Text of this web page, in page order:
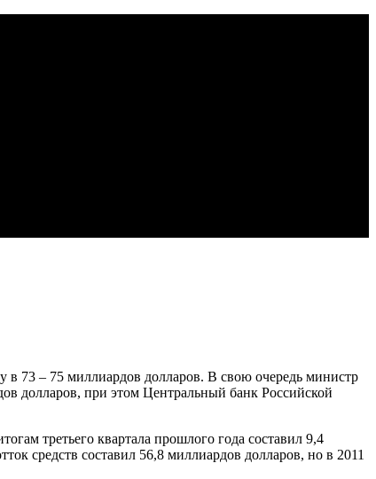
в 73 – 75 миллиардов долларов. В свою очередь министр
долларов, при этом Центральный банк Российской
третьего квартала прошлого года составил 9,4
средств составил 56,8 миллиардов долларов, но в 2011